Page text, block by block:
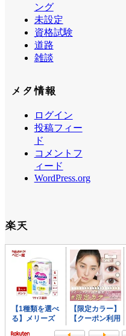
ング
未設定
資格試験
道路
雑談
メタ情報
ログイン
投稿フィー
ド
コメントフ
ィード
WordPress.org
楽天